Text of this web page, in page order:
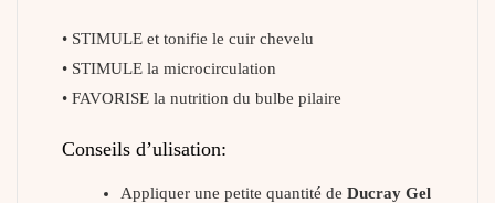
• STIMULE et tonifie le cuir chevelu
• STIMULE la microcirculation
• FAVORISE la nutrition du bulbe pilaire
Conseils d’ulisation:
Appliquer une petite quantité deDucray Gel